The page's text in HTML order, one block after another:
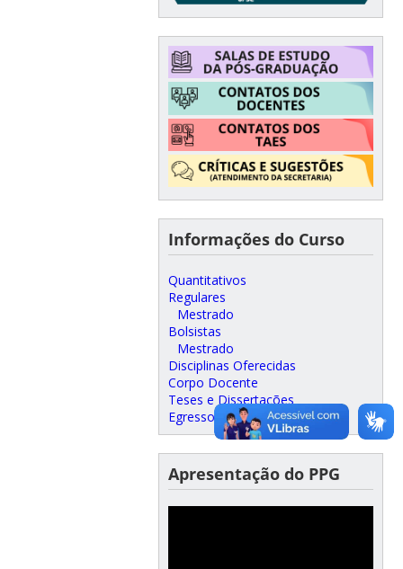
Informações do Curso
Quantitativos
Regulares
Mestrado
Bolsistas
Mestrado
Disciplinas Oferecidas
Corpo Docente
Teses e Dissertações
Egressos
Apresentação do PPG